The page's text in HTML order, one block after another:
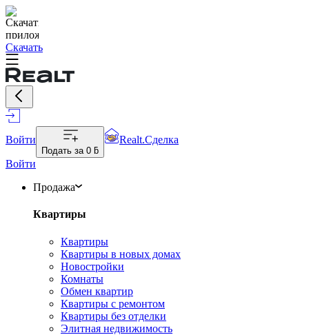
Скачать
Войти
Подать за 0 ƃ
Realt.Сделка
Войти
Продажа
Квартиры
Квартиры
Квартиры в новых домах
Новостройки
Комнаты
Обмен квартир
Квартиры с ремонтом
Квартиры без отделки
Элитная недвижимость